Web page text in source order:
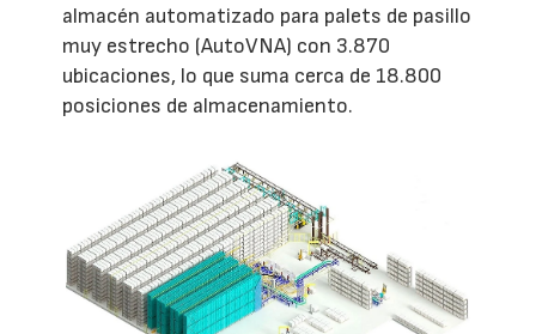
almacén automatizado para palets de pasillo
muy estrecho (AutoVNA) con 3.870
ubicaciones, lo que suma cerca de 18.800
posiciones de almacenamiento.